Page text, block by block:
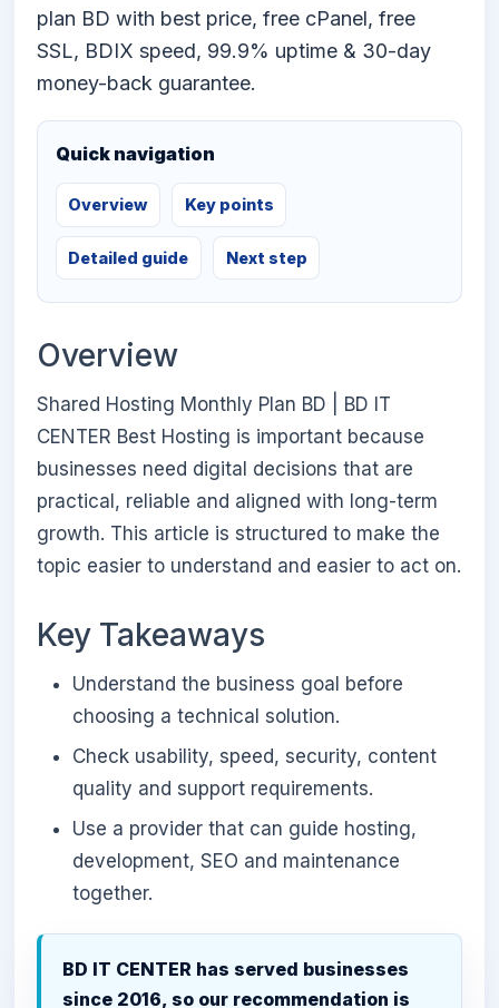
plan BD with best price, free cPanel, free
SSL, BDIX speed, 99.9% uptime & 30-day
money-back guarantee.
Quick navigation
Overview Key points
Detailed guide Next step
Overview
Shared Hosting Monthly Plan BD | BD IT
CENTER Best Hosting is important because
businesses need digital decisions that are
practical, reliable and aligned with long-term
growth. This article is structured to make the
topic easier to understand and easier to act on.
Key Takeaways
Understand the business goal before
choosing a technical solution.
Check usability, speed, security, content
quality and support requirements.
Use a provider that can guide hosting,
development, SEO and maintenance
together.
BD IT CENTER has served businesses
since 2016, so our recommendation is